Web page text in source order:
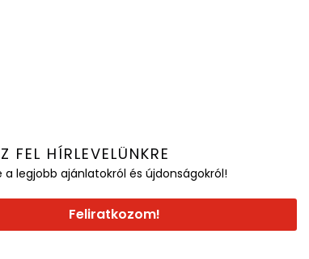
FEL HÍRLEVELÜNKRE
a legjobb ajánlatokról és újdonságokról!
Feliratkozom!